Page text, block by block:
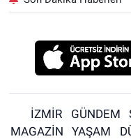
İZMİR GÜNDEM
MAGAZİN
YAŞAM